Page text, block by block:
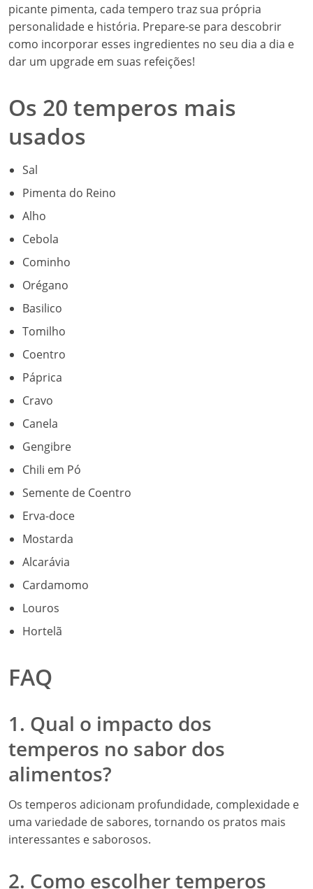
picante pimenta, cada tempero traz sua própria
personalidade e história. Prepare-se para descobrir
como incorporar esses ingredientes no seu dia a dia e
dar um upgrade em suas refeições!
Os 20 temperos mais
usados
Sal
Pimenta do Reino
Alho
Cebola
Cominho
Orégano
Basilico
Tomilho
Coentro
Páprica
Cravo
Canela
Gengibre
Chili em Pó
Semente de Coentro
Erva-doce
Mostarda
Alcarávia
Cardamomo
Louros
Hortelã
FAQ
1. Qual o impacto dos
temperos no sabor dos
alimentos?
Os temperos adicionam profundidade, complexidade e
uma variedade de sabores, tornando os pratos mais
interessantes e saborosos.
2. Como escolher temperos